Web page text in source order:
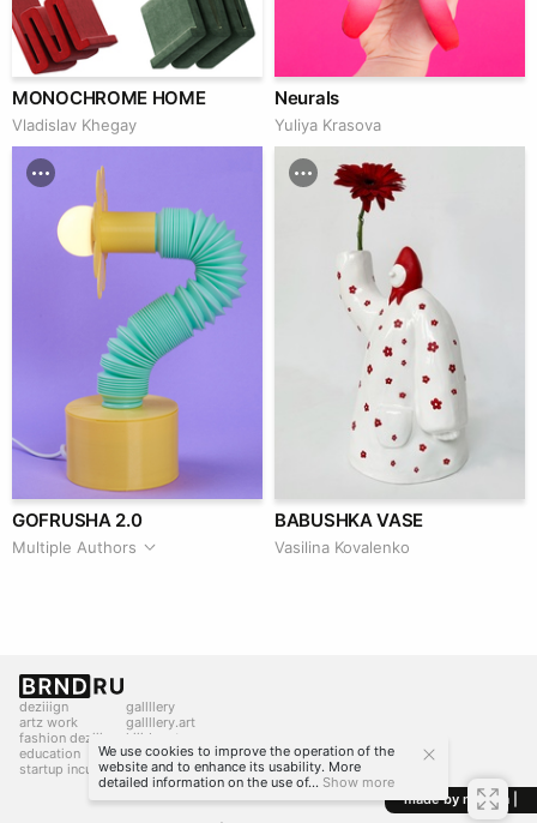
MONOCHROME HOME
Vladislav Khegay
Neurals
Yuliya Krasova
GOFRUSHA 2.0
Multiple Authors
BABUSHKA VASE
Vasilina Kovalenko
deziiign
artz work
fashion deziiign
education
startup incubator
gallllery
gallllery.art
kiiids.art
made by mediiia |
We use cookies to improve the operation of the
website and to enhance its usability. More
detailed information on the use of... Show more